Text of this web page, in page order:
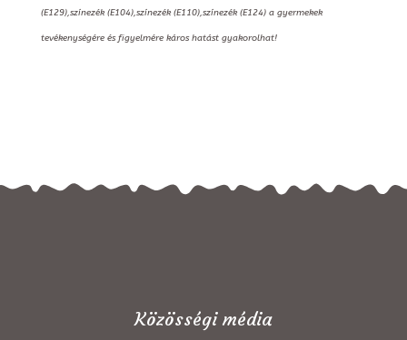
(E129),színezék (E104),színezék (E110),színezék (E124) a gyermekek
tevékenységére és figyelmére káros hatást gyakorolhat!
Közösségi média